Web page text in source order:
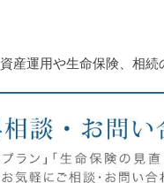
資産運用や生命保険、相続